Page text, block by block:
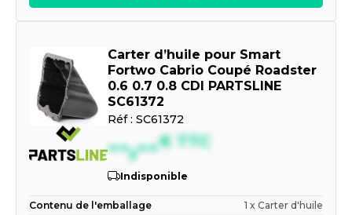
Carter d’huile pour Smart
Fortwo Cabrio Coupé Roadster
0.6 0.7 0.8 CDI PARTSLINE
SC61372
Réf : SC61372
--,--€ TTC
Indisponible
Contenu de l'emballage
1 x Carter d'huile